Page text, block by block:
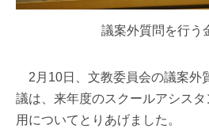
議案外質問を行う
2月10日、文教委員会の議案外
議は、来年度のスクールアシス
用についてとりあげました。